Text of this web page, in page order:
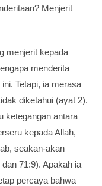
Menjerit
menjerit kepada
menderita
Tetapi, ia merasa
diketahui (ayat 2).
ketegangan antara
kepada Allah,
seakan-akan
71:9). Apakah ia
percaya bahwa